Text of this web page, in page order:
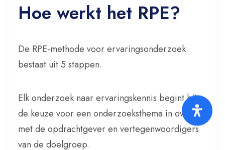
Hoe werkt het RPE?
De RPE-methode voor ervaringsonderzoek
bestaat uit 5 stappen.
Elk onderzoek naar ervaringskennis begint bij
de keuze voor een onderzoeksthema in overleg
met de opdrachtgever en vertegenwoordigers
van de doelgroep.